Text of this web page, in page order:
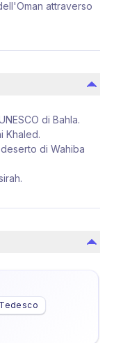
attraverso
di Bahla.
Khaled.
di Wahiba
Tedesco